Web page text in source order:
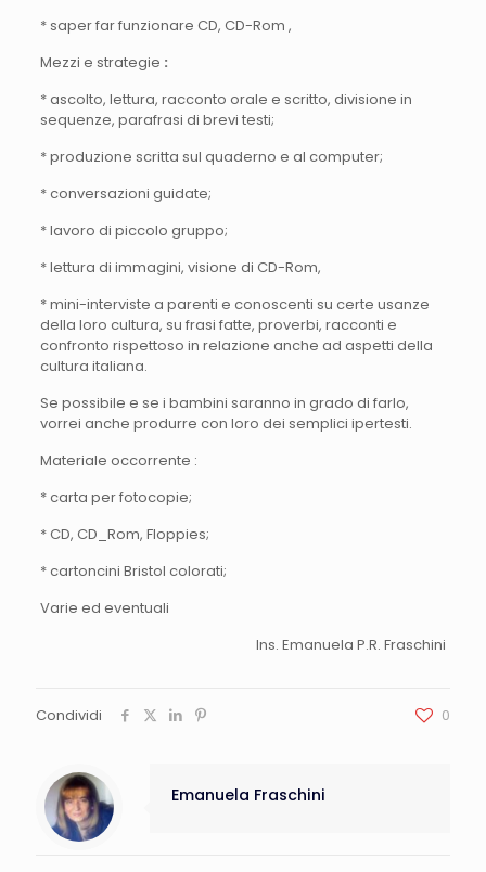
* saper far funzionare CD, CD-Rom ,
Mezzi e strategie :
* ascolto, lettura, racconto orale e scritto, divisione in
sequenze, parafrasi di brevi testi;
* produzione scritta sul quaderno e al computer;
* conversazioni guidate;
* lavoro di piccolo gruppo;
* lettura di immagini, visione di CD-Rom,
* mini-interviste a parenti e conoscenti su certe usanze
della loro cultura, su frasi fatte, proverbi, racconti e
confronto rispettoso in relazione anche ad aspetti della
cultura italiana.
Se possibile e se i bambini saranno in grado di farlo,
vorrei anche produrre con loro dei semplici ipertesti.
Materiale occorrente :
* carta per fotocopie;
* CD, CD_Rom, Floppies;
* cartoncini Bristol colorati;
Varie ed eventuali
Ins. Emanuela P.R. Fraschini
Condividi 0
Emanuela Fraschini